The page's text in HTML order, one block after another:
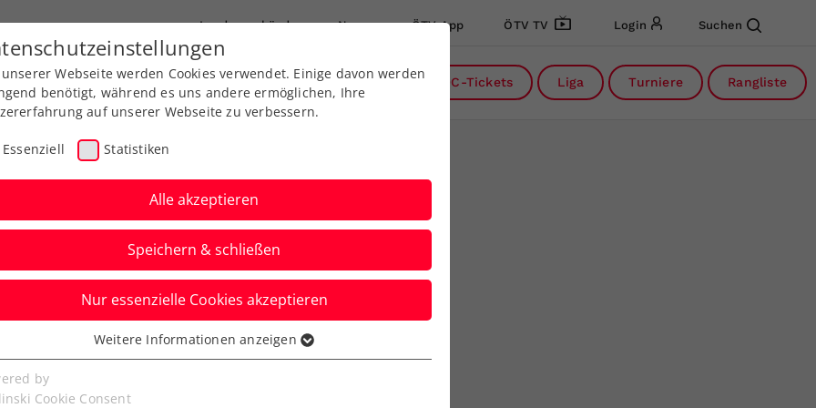
Landesverbände News ÖTV App ÖTV TV Login Suchen
Ausbildung Services Über uns DC-Tickets Liga Turniere Rangliste
Thiem mit starken
Sieg seit seinem
Webseite werden Cookies verwendet. Einige davon werden
benötigt, während es uns andere ermöglichen, Ihre
auf unserer Webseite zu verbessern.
Essenziell Statistiken
Alle akzeptieren
Speichern & schließen
Nur essenzielle Cookies akzeptieren
Cookies werden für grundlegende Funktionen der
benötigt. Dadurch ist gewährleistet, dass die Webseite
Weitere Informationen anzeigen
by
Cookie Consent